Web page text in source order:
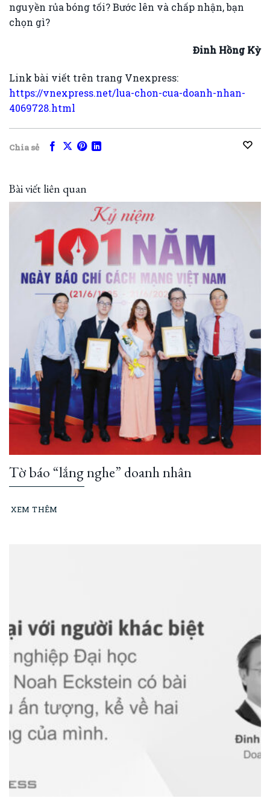
nguyền rủa bóng tối? Bước lên và chấp nhận, bạn
chọn gì?
Đinh Hồng Kỳ
Link bài viết trên trang Vnexpress:
https://vnexpress.net/lua-chon-cua-doanh-nhan-
4069728.html
Chia sẻ
Bài viết liên quan
Tờ báo “lắng nghe” doanh nhân
XEM THÊM